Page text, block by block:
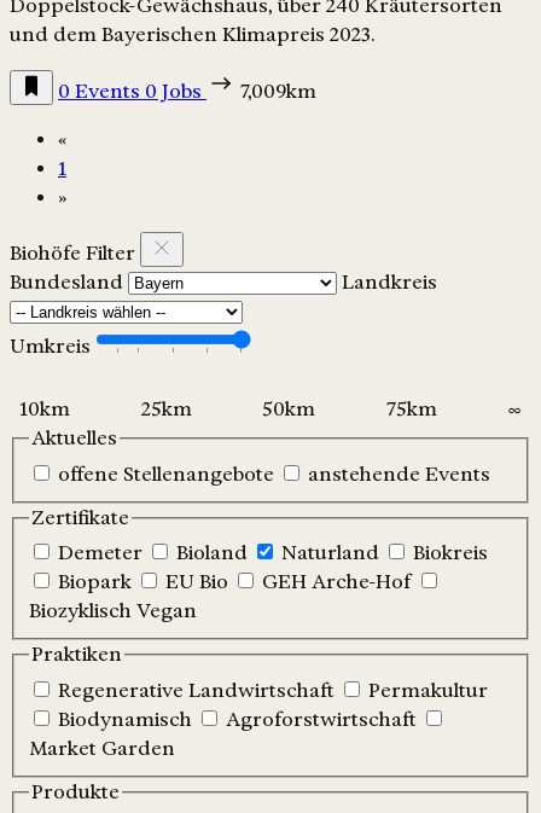
Doppelstock-Gewächshaus, über 240 Kräutersorten
und dem Bayerischen Klimapreis 2023.
0 Events 0 Jobs 7,009km
«
1
»
Biohöfe Filter
Bundesland
Landkreis
Umkreis
Aktuelles
offene Stellenangebote
anstehende Events
Zertifikate
Demeter
Bioland Naturland
Biokreis
Biopark
EU Bio
GEH Arche-Hof
Biozyklisch Vegan
Praktiken
Regenerative Landwirtschaft
Permakultur
Biodynamisch
Agroforstwirtschaft
Market Garden
Produkte